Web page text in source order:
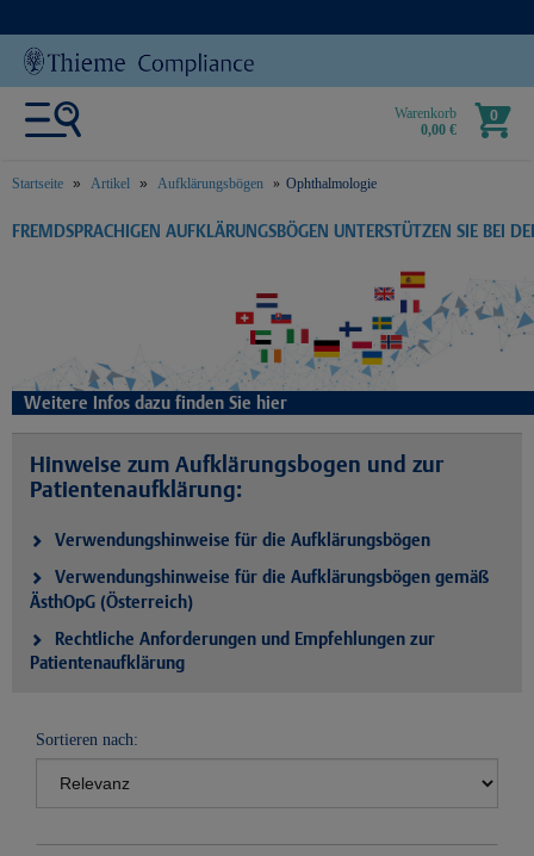
Warenkorb
0,00 €
0
Startseite Artikel Aufklärungsbögen Ophthalmologie
text.skipToContent
text.skipToNavigation
FREMDSPRACHIGEN AUFKLÄRUNGSBÖGEN UNTERSTÜTZEN SIE BEI
Weitere Infos dazu finden Sie hier
Hinweise zum Aufklärungsbogen und zur
Patientenaufklärung:
Verwendungshinweise für die Aufklärungsbögen
Verwendungshinweise für die Aufklärungsbögen gemäß
ÄsthOpG (Österreich)
Rechtliche Anforderungen und Empfehlungen zur
Patientenaufklärung
Sortieren nach: